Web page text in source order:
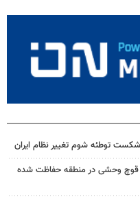
توطئه شوم تغییر نظام ایران
وحشی در منطقه حفاظت شده